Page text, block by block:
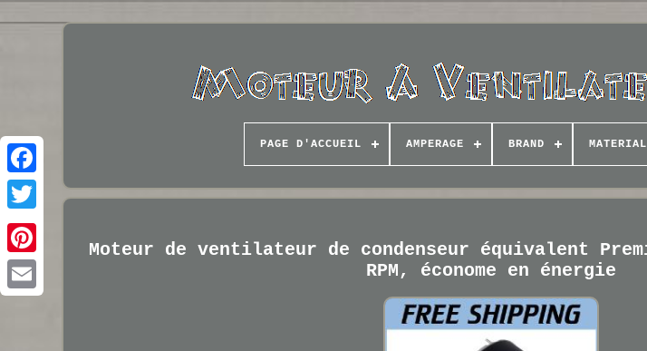
PAGE D'ACCUEIL AMPERAGE BRAND MATERIAL
Moteur de ventilateur de condenseur équivalent
RPM, économe en énergie